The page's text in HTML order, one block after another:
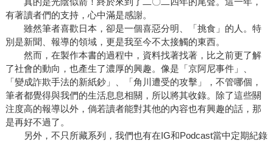
有著讀者們的支持，心中滿是感謝。
雖然筆者喜歡日本，卻是一個喜惡分明、「挑食」的人。特
別是新聞、報導的領域，更是我至今不太接觸的東西。
然而，在製作本書的過程中，資料找著找著，比之前更了解
了社會的動向，也產生了濃厚的興趣。像是「京阿尼事件」、
「變成詐欺手法的新紙鈔」、「角川遭受的攻擊」，不管哪個，
筆者都覺得與我們的生活息息相關，所以將其收錄。除了這些關
注度高的報導以外，倘若讀者能對其他的內容也有興趣的話，那
是再好不過了。
另外，不只所藏系列，我們也有在IG和Podcast當中定期紀錄